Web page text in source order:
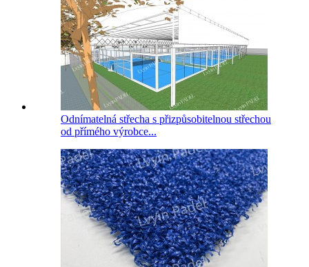
Odnímatelná střecha s přizpůsobitelnou střechou
od přímého výrobce...